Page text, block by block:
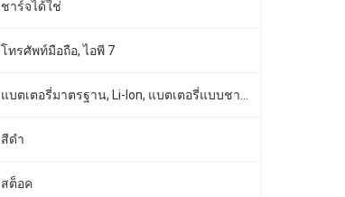
ชาร์จได้ใช่
โทรศัพท์มือถือ, ไอพี 7
สีดํา
สต็อค